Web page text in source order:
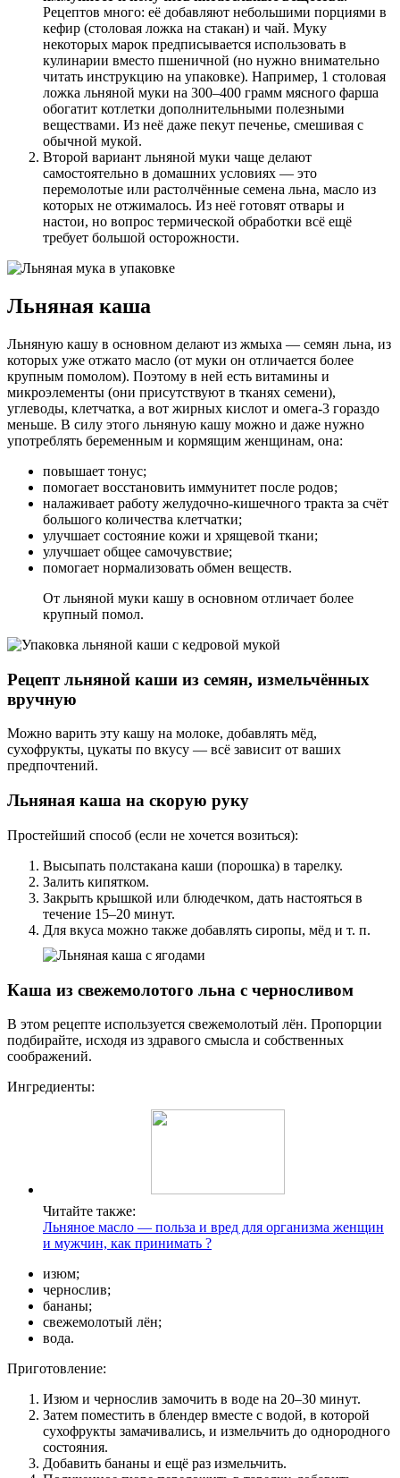
Рецептов много: её добавляют небольшими порциями в
кефир (столовая ложка на стакан) и чай. Муку
некоторых марок предписывается использовать в
кулинарии вместо пшеничной (но нужно внимательно
читать инструкцию на упаковке). Например, 1 столовая
ложка льняной муки на 300–400 грамм мясного фарша
обогатит котлетки дополнительными полезными
веществами. Из неё даже пекут печенье, смешивая с
обычной мукой.
Второй вариант льняной муки чаще делают
самостоятельно в домашних условиях — это
перемолотые или растолчённые семена льна, масло из
которых не отжималось. Из неё готовят отвары и
настои, но вопрос термической обработки всё ещё
требует большой осторожности.
Льняная каша
Льняную кашу в основном делают из жмыха — семян льна, из
которых уже отжато масло (от муки он отличается более
крупным помолом). Поэтому в ней есть витамины и
микроэлементы (они присутствуют в тканях семени),
углеводы, клетчатка, а вот жирных кислот и омега-3 гораздо
меньше. В силу этого льняную кашу можно и даже нужно
употреблять беременным и кормящим женщинам, она:
повышает тонус;
помогает восстановить иммунитет после родов;
налаживает работу желудочно-кишечного тракта за счёт
большого количества клетчатки;
улучшает состояние кожи и хрящевой ткани;
улучшает общее самочувствие;
помогает нормализовать обмен веществ.
От льняной муки кашу в основном отличает более
крупный помол.
Рецепт льняной каши из семян, измельчённых
вручную
Можно варить эту кашу на молоке, добавлять мёд,
сухофрукты, цукаты по вкусу — всё зависит от ваших
предпочтений.
Льняная каша на скорую руку
Простейший способ (если не хочется возиться):
Высыпать полстакана каши (порошка) в тарелку.
Залить кипятком.
Закрыть крышкой или блюдечком, дать настояться в
течение 15–20 минут.
Для вкуса можно также добавлять сиропы, мёд и т. п.
Каша из свежемолотого льна с черносливом
В этом рецепте используется свежемолотый лён. Пропорции
подбирайте, исходя из здравого смысла и собственных
соображений.
Ингредиенты:
Читайте также:
Льняное масло — польза и вред для организма женщин
и мужчин, как принимать ?
изюм;
чернослив;
бананы;
свежемолотый лён;
вода.
Приготовление:
Изюм и чернослив замочить в воде на 20–30 минут.
Затем поместить в блендер вместе с водой, в которой
сухофрукты замачивались, и измельчить до однородного
состояния.
Добавить бананы и ещё раз измельчить.